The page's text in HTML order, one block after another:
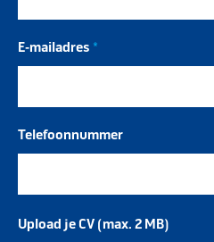
E-mailadres *
Telefoonnummer
Upload je CV (max. 2 MB)